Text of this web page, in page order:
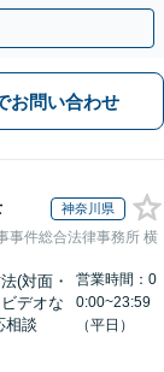
お問い合わせ
神奈川県
事件総合法律事務所 横
(対面・
デオな
相談
営業時間：0
0:00~23:59
（平日）